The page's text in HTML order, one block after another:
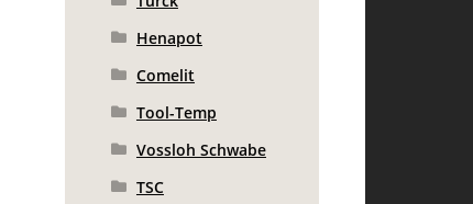
Henapot
Comelit
Tool-Temp
Vossloh Schwabe
TSC